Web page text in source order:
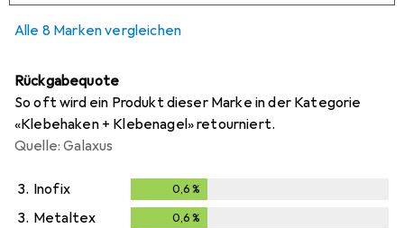
Alle 8 Marken vergleichen
Rückgabequote
So oft wird ein Produkt dieser Marke in der Kategorie
«Klebehaken + Klebenagel» retourniert.
Quelle: Galaxus
3. Inofix 0,6 %
3. Metaltex 0,6 %